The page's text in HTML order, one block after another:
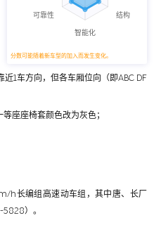
分数可能随着新车型的加入而发生变化。
1车方向，但各车厢位向（即ABC DF
座座椅套颜色改为灰色；
h长编组高速动车组，其中唐、长厂
）。